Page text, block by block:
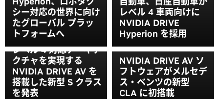
シー対応の世界に向け
たグローバル プラッ
トフォームへ
レベル 4 車両向けに
NVIDIA DRIVE
Hyperion を採用
メルセデス・ベンツ、
レベル 4 対応アーキテ
クチャを実現する
NVIDIA DRIVE AV を
搭載した新型 S クラス
を発表
NVIDIA DRIVE AV ソ
フトウェアがメルセデ
ス・ベンツの新型
CLA に初搭載